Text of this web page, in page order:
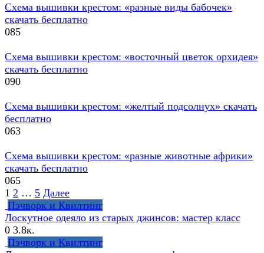
Схема вышивки крестом: «разные виды бабочек»
скачать бесплатно
085
Схема вышивки крестом: «восточный цветок орхидея»
скачать бесплатно
090
Схема вышивки крестом: «желтый подсолнух» скачать
бесплатно
063
Схема вышивки крестом: «разные животные африки»
скачать бесплатно
065
Навигация
по
записям
1 2 … 5 Далее
Пэчворк и Квилтинг
Лоскутное одеяло из старых джинсов: мастер класс
0 3.8к.
Пэчворк и Квилтинг